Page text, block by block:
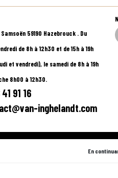
Samsoën 59190 Hazebrouck . Du
de 8h à 12h30 et de 15h à 19h
et vendredi), le samedi de 8h à 19h
8h00 à 12h30.
91 16
inghelandt.com
En